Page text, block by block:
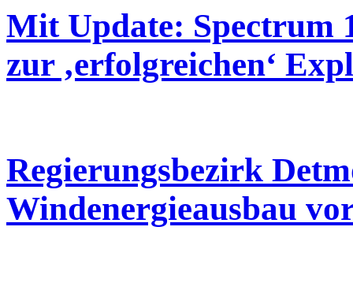
Mit Update: Spectrum
zur ‚erfolgreichen‘
Regierungsbezirk
Windenergieausbau